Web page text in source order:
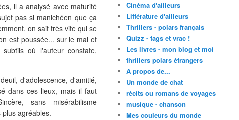
il a analysé avec maturité
pas si manichéen que ça
on sait très vite qui se
est poussée... sur le mal et
où l'auteur constate,
d'adolescence, d'amitié,
dans ces lieux, mais il faut
sans misérabilisme
agréables.
Cinéma d'ailleurs
Littérature d'ailleurs
Thrillers - polars français
Quizz - tags et vrac !
Les livres - mon blog et moi
thrillers polars étrangers
A propos de...
Un monde de chat
récits ou romans de voyages
musique - chanson
Mes couleurs du monde